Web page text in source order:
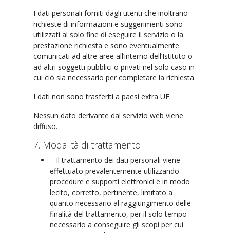
I dati personali forniti dagli utenti che inoltrano
richieste di informazioni e suggerimenti sono
utilizzati al solo fine di eseguire il servizio o la
prestazione richiesta e sono eventualmente
comunicati ad altre aree all’interno dell’Istituto o
ad altri soggetti pubblici o privati nel solo caso in
cui ciò sia necessario per completare la richiesta.
I dati non sono trasferiti a paesi extra UE.
Nessun dato derivante dal servizio web viene
diffuso.
7. Modalità di trattamento
– Il trattamento dei dati personali viene
effettuato prevalentemente utilizzando
procedure e supporti elettronici e in modo
lecito, corretto, pertinente, limitato a
quanto necessario al raggiungimento delle
finalità del trattamento, per il solo tempo
necessario a conseguire gli scopi per cui